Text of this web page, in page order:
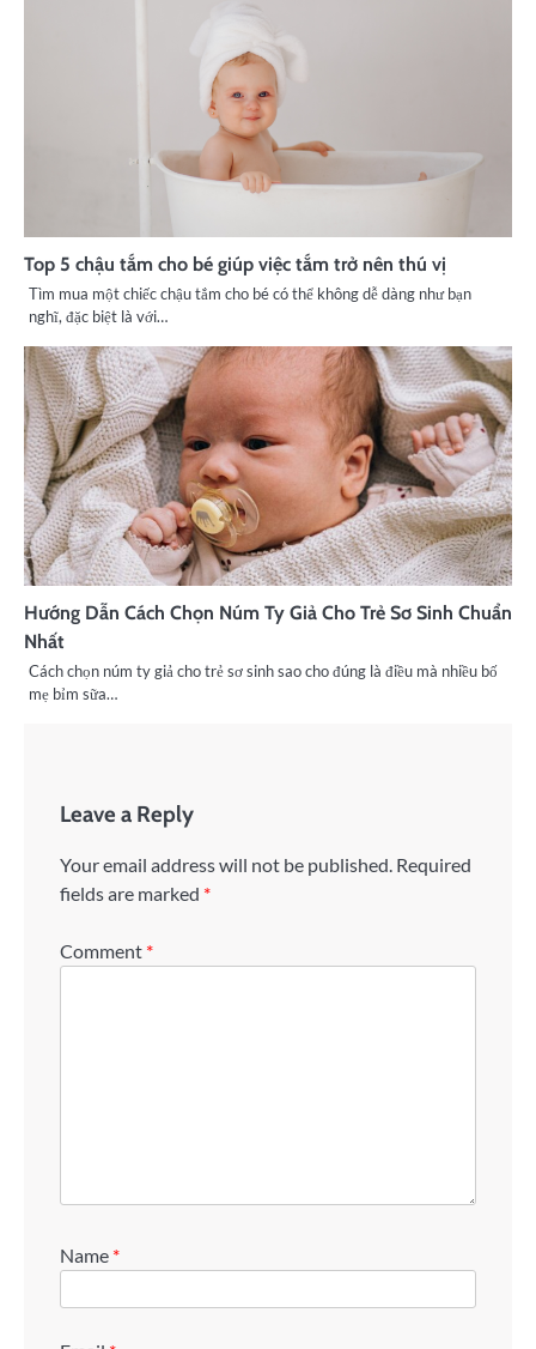
Top 5 chậu tắm cho bé giúp việc tắm trở nên thú vị
Tìm mua một chiếc chậu tắm cho bé có thể không dễ dàng như bạn
nghĩ, đặc biệt là với…
Hướng Dẫn Cách Chọn Núm Ty Giả Cho Trẻ Sơ Sinh Chuẩn
Nhất
Cách chọn núm ty giả cho trẻ sơ sinh sao cho đúng là điều mà nhiều bố
mẹ bỉm sữa…
Leave a Reply
Your email address will not be published. Required
fields are marked *
Comment *
Name *